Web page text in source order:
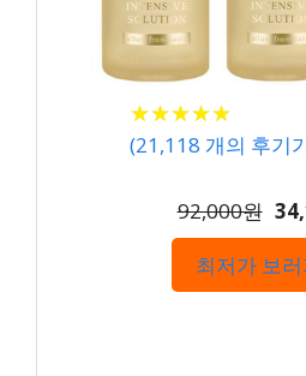
★★★★★
★★★★★
(21,118 개의 후기
92,000원
최저가 보